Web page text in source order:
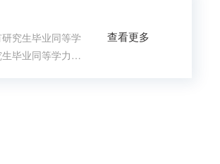
究生毕业同等学
毕业同等学力申
查看更多